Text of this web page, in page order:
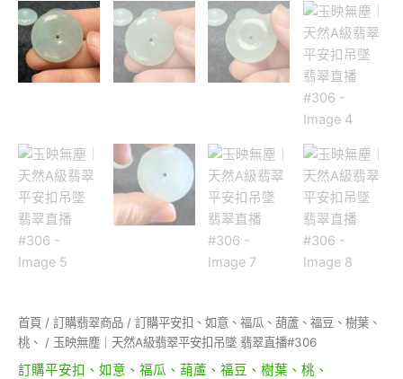
首頁 / 訂購翡翠商品 / 訂購平安扣、如意、福瓜、葫蘆、福豆、樹葉、
桃、 / 玉映無塵｜天然A級翡翠平安扣吊墜 翡翠直播#306
訂購平安扣、如意、福瓜、葫蘆、福豆、樹葉、桃、